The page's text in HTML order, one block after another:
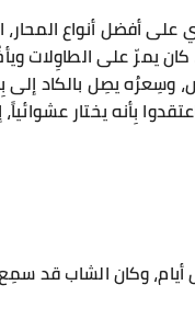
أفضل أنواع
يمرّ على الطاوِلات
يصِل بالكاد إلى
بِأنه يختار عشوائياً،
وكان الشاب قد